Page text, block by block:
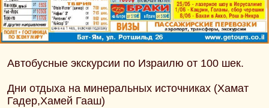
Автобусные экскурсии по Израилю от 100 шек.
Дни отдыха на минеральных источниках (Хамат
Гадер,Хамей Гааш)